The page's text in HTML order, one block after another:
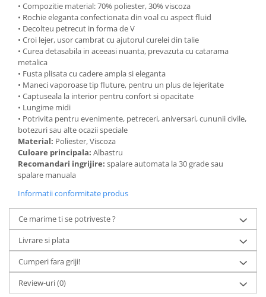
• Compozitie material: 70% poliester, 30% viscoza
• Rochie eleganta confectionata din voal cu aspect fluid
• Decolteu petrecut in forma de V
• Croi lejer, usor cambrat cu ajutorul curelei din talie
• Curea detasabila in aceeasi nuanta, prevazuta cu catarama
metalica
• Fusta plisata cu cadere ampla si eleganta
• Maneci vaporoase tip fluture, pentru un plus de lejeritate
• Captuseala la interior pentru confort si opacitate
• Lungime midi
• Potrivita pentru evenimente, petreceri, aniversari, cununii civile,
botezuri sau alte ocazii speciale
Material: Poliester, Viscoza
Culoare principala: Albastru
Recomandari ingrijire: spalare automata la 30 grade sau
spalare manuala
Informatii conformitate produs
Ce marime ti se potriveste ?
Livrare si plata
Cumperi fara griji!
Review-uri(0)